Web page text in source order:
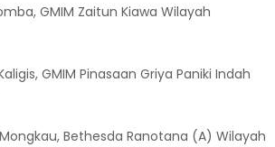
GMIM Zaitun Kiawa Wilayah
GMIM Pinasaan Griya Paniki Indah
Bethesda Ranotana (A) Wilayah